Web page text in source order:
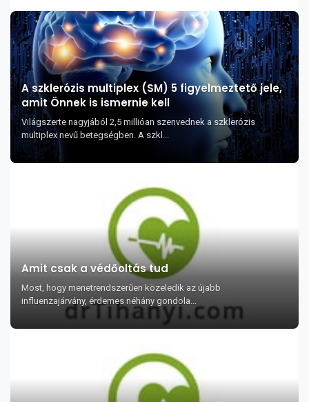
A szklerózis multiplex (SM) 5 figyelmeztető jele,
amit Önnek is ismernie kell
Világszerte nagyjából 2,5 millióan szenvednek a szklerózis
multiplex nevű betegségben. A szkl...
Amit csak a védőoltás tud
Most, hogy menetrendszerűen közeledik az újabb
influenzajárvány, érdemes néhány gondola...